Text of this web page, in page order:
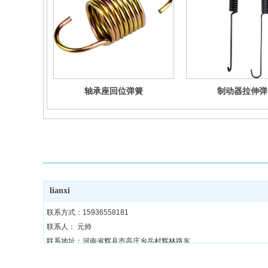
轴承座回位弹簧 制动器拉伸
lianxi
联系方式：15936558181
联系人： 元帅
联系地址：河南省辉县市高庄乡岳村辉林路东